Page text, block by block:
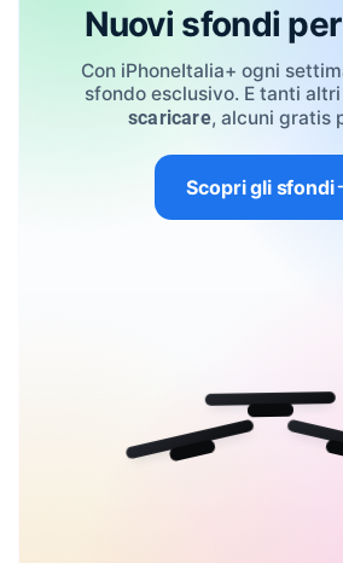
Nuovi sfondi per
Con iPhoneItalia+ ogni
sfondo esclusivo. E tanti
scaricare, alcuni gratis
Scopri gli sfondi